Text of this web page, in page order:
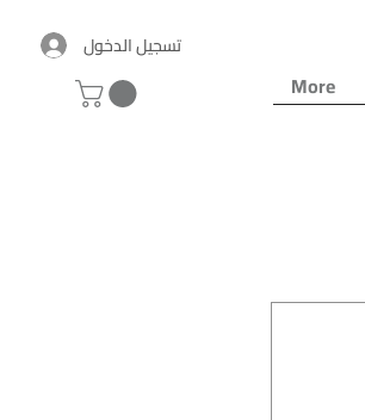
تسجيل الدخول
More